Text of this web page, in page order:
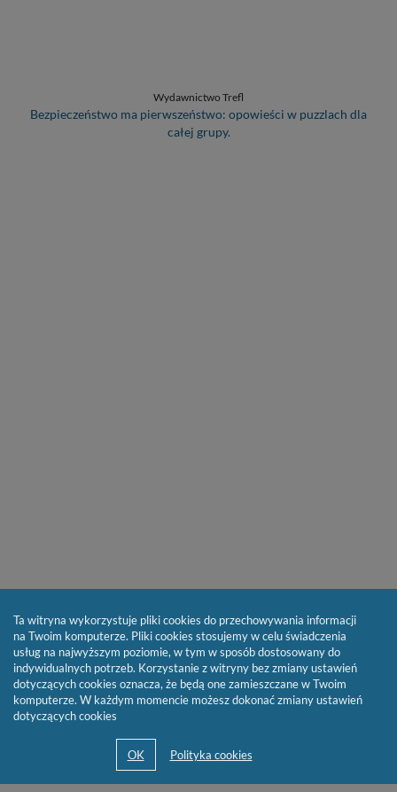
Wydawnictwo Trefl
Bezpieczeństwo ma pierwszeństwo: opowieści w puzzlach dla
całej grupy.
Ta witryna wykorzystuje pliki cookies do przechowywania informacji
na Twoim komputerze. Pliki cookies stosujemy w celu świadczenia
usług na najwyższym poziomie, w tym w sposób dostosowany do
indywidualnych potrzeb. Korzystanie z witryny bez zmiany ustawień
dotyczących cookies oznacza, że będą one zamieszczane w Twoim
komputerze. W każdym momencie możesz dokonać zmiany ustawień
dotyczących cookies